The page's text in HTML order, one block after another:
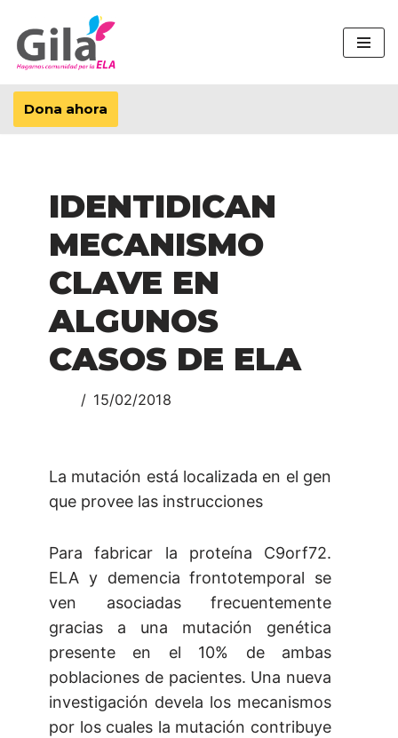
Saltar
al
contenido
Dona ahora
IDENTIDICAN
MECANISMO
CLAVE EN
ALGUNOS
CASOS DE ELA
15/02/2018
La mutación está localizada en el gen
que provee las instrucciones
Para fabricar la proteína C9orf72.
ELA y demencia frontotemporal se
ven asociadas frecuentemente
gracias a una mutación genética
presente en el 10% de ambas
poblaciones de pacientes. Una nueva
investigación devela los mecanismos
por los cuales la mutación contribuye